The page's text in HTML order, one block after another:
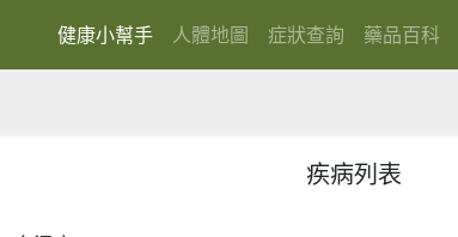
健康小幫手 (current)
人體地圖 症狀查詢 藥品百科
疾病列表